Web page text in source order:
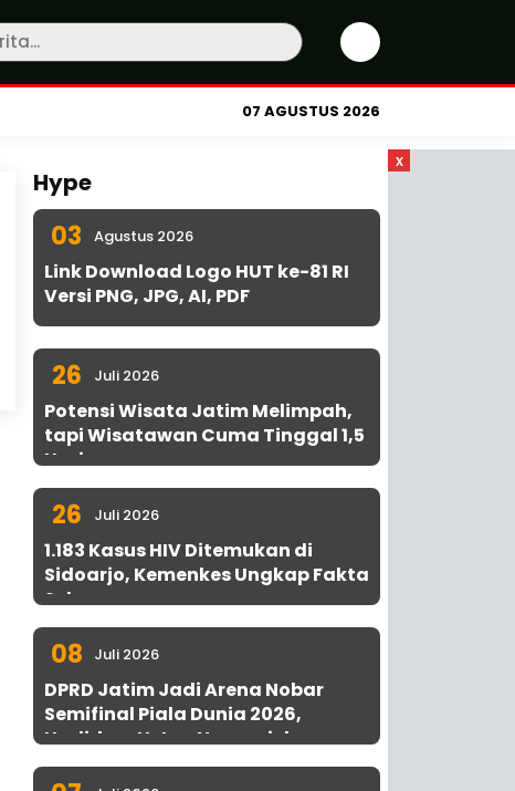
07 AGUSTUS 2026
x
Hype
03 Agustus 2026
Link Download Logo HUT ke-81 RI
Versi PNG, JPG, AI, PDF
26 Juli 2026
Potensi Wisata Jatim Melimpah,
tapi Wisatawan Cuma Tinggal 1,5
Hari
26 Juli 2026
1.183 Kasus HIV Ditemukan di
Sidoarjo, Kemenkes Ungkap Fakta
Sebenarnya
08 Juli 2026
DPRD Jatim Jadi Arena Nobar
Semifinal Piala Dunia 2026,
Hadirkan Uston Nawawi dan
UMKM Gratis untuk 1.000 Warga